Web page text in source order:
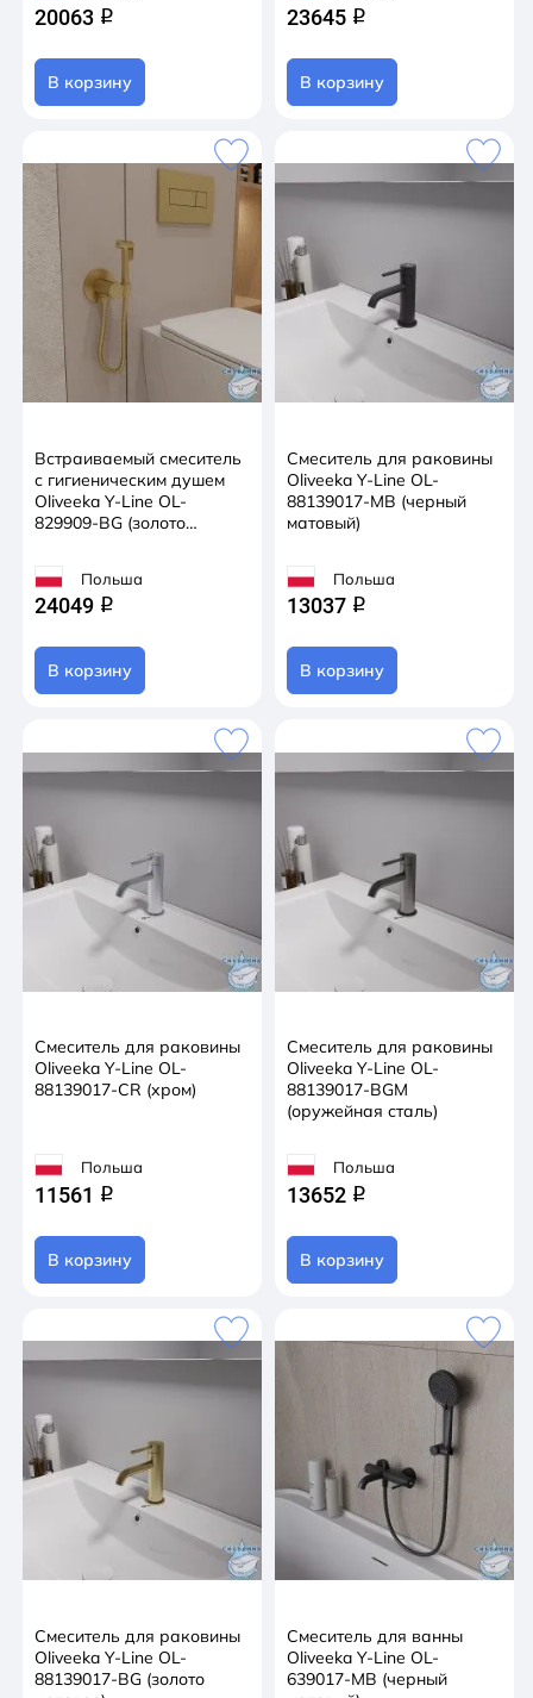
20063 q
В корзину
23645 q
В корзину
Встраиваемый смеситель
с гигиеническим душем
Oliveeka Y-Line OL-
829909-BG (золото
Польша
24049 q
В корзину
Смеситель для раковины
Oliveeka Y-Line OL-
88139017-MB (черный
матовый)
Польша
13037 q
В корзину
Смеситель для раковины
Oliveeka Y-Line OL-
88139017-CR (хром)
Польша
11561 q
В корзину
Смеситель для раковины
Oliveeka Y-Line OL-
88139017-BGM
(оружейная сталь)
Польша
13652 q
В корзину
Смеситель для раковины
Oliveeka Y-Line OL-
88139017-BG (золото
Смеситель для ванны
Oliveeka Y-Line OL-
639017-MB (черный